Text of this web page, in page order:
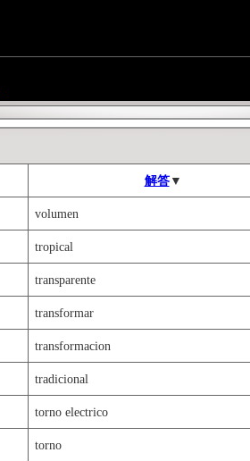
解答▼
volumen
tropical
transparente
transformar
transformacion
tradicional
torno electrico
torno